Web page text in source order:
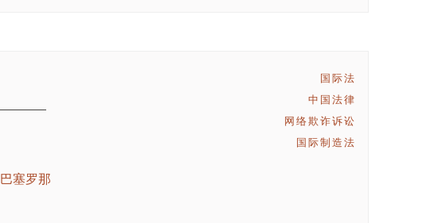
巴塞罗那
国际法
中国法律
网络欺诈诉讼
国际制造法